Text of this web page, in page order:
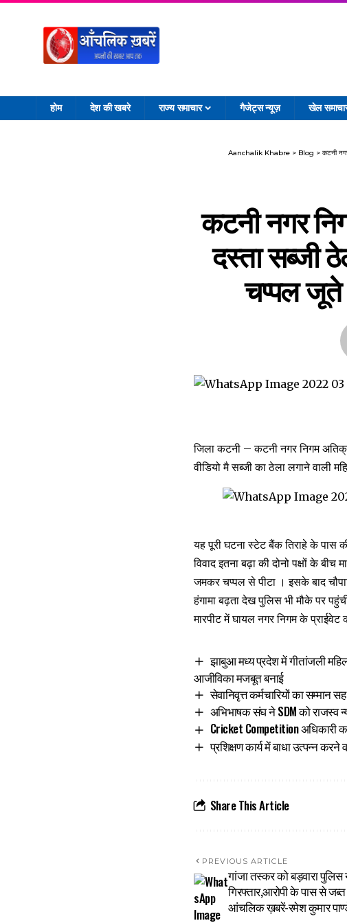
होम देश की खबरे राज्य समाचार गैजेट्स न्यूज़ खेल
Aanchalik Khabre > Blog > कटनी
कटनी नगर
दस्ता सब्जी
चप्पल
जिला कटनी – कटनी नगर निगम
वीडियो मै सब्जी का ठेला लगाने वाली
यह पूरी घटना स्टेट बैंक तिराहे के पास
विवाद इतना बढ़ा की दोनो पक्षों के
जमकर चप्पल से पीटा । इसके बाद
हंगामा बढ़ता देख पुलिस भी मौके पर
मारपीट में घायल नगर निगम के
झाबुआ मध्य प्रदेश में गीतांजली
आजीविका मजबूत बनाई
सेवानिवृत्त कर्मचारियों का सम्मान
अभिभाषक संघ ने SDM को राजस्व
Cricket Competition अधिकारी
प्रशिक्षण कार्य में बाधा उत्पन्न
Share This Article
PREVIOUS ARTICLE
गांजा तस्कर को बड़वारा
गिरफ्तार,आरोपी के पास से
आंचलिक ख़बरें-रमेश कुमार